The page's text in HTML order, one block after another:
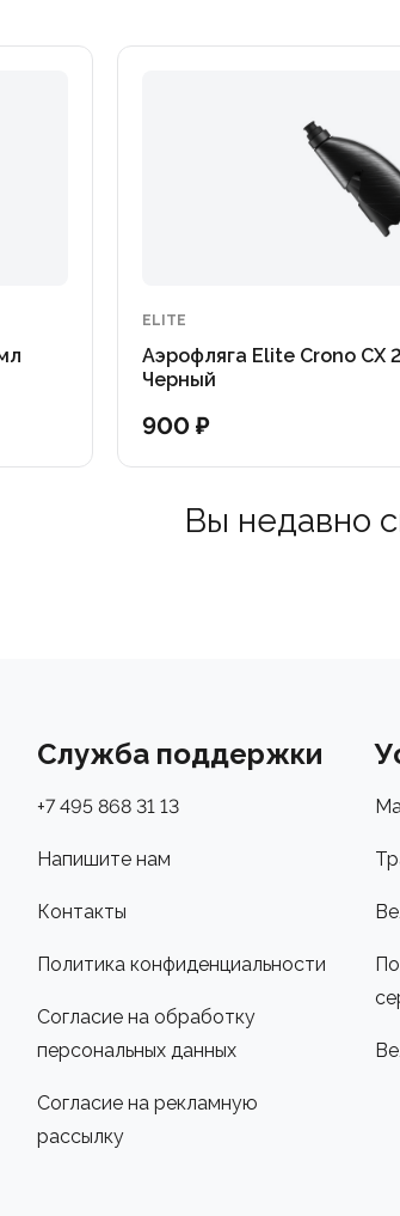
ELITE
Аэрофляга Elite Crono
Черный
900 ₽
Вы недавно
Служба поддержки
+7 495 868 31 13
Напишите нам
Контакты
Политика конфиденциальности
Согласие на обработку
персональных данных
Согласие на рекламную
рассылку